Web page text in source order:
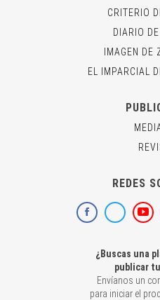
CRITERIO
DIARIO
IMAGEN DE
EL IMPARCIAL
REDES
¿Buscas una
publicar
Envíanos un
para iniciar el